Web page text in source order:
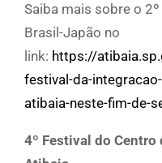
Saiba mais sobre o
Brasil-Japão no
link: https://
festival-da-
atibaia-neste-fim-de-
4º Festival do Centro